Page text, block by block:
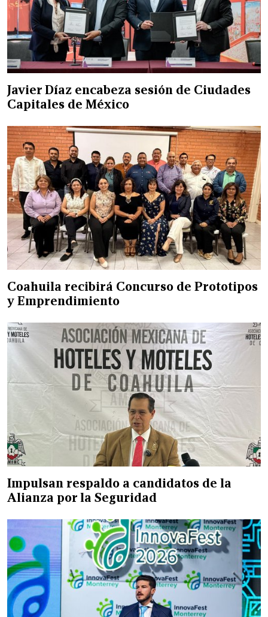
Javier Díaz encabeza sesión de Ciudades
Capitales de México
Coahuila recibirá Concurso de Prototipos
y Emprendimiento
Impulsan respaldo a candidatos de la
Alianza por la Seguridad